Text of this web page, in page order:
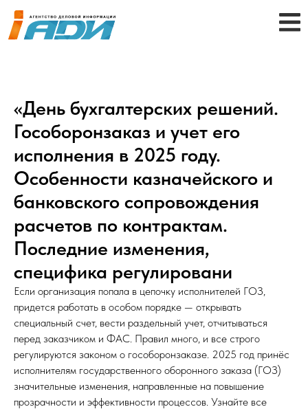
«День бухгалтерских решений.
Гособоронзаказ и учет его
исполнения в 2025 году.
Особенности казначейского и
банковского сопровождения
расчетов по контрактам.
Последние изменения,
специфика регулировани
Если организация попала в цепочку исполнителей ГОЗ,
придется работать в особом порядке — открывать
специальный счет, вести раздельный учет, отчитываться
перед заказчиком и ФАС. Правил много, и все строго
регулируются законом о гособоронзаказе. 2025 год принёс
исполнителям государственного оборонного заказа (ГОЗ)
значительные изменения, направленные на повышение
прозрачности и эффективности процессов. Узнайте все